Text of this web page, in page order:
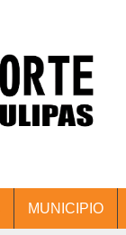
MUNICIPIO